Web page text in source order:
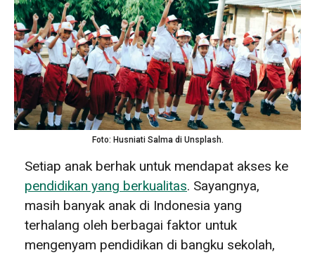
Foto: Husniati Salma di Unsplash.
Setiap anak berhak untuk mendapat akses ke
pendidikan yang berkualitas. Sayangnya,
masih banyak anak di Indonesia yang
terhalang oleh berbagai faktor untuk
mengenyam pendidikan di bangku sekolah,